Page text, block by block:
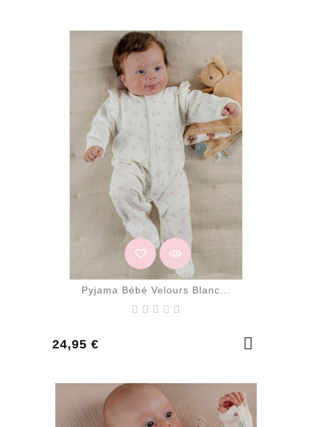
Pyjama Bébé Velours Blanc...
24,95 €
Prix